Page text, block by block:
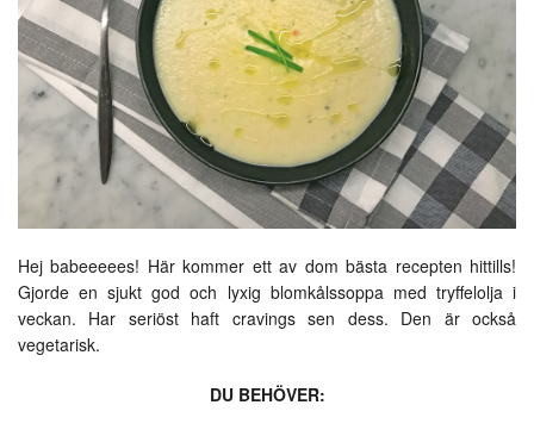
Hej babeeeees! Här kommer ett av dom bästa recepten hittills!
Gjorde en sjukt god och lyxig blomkålssoppa med tryffelolja i
veckan. Har seriöst haft cravings sen dess. Den är också
vegetarisk.
DU BEHÖVER: